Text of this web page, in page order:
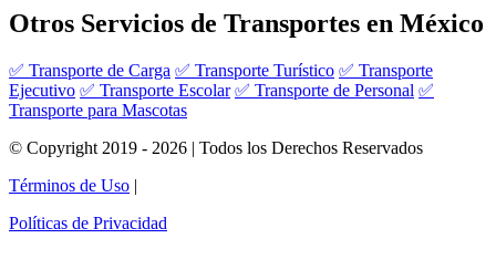
Otros Servicios de Transportes en México
✅ Transporte de Carga ✅ Transporte Turístico ✅ Transporte
Ejecutivo ✅ Transporte Escolar ✅ Transporte de Personal ✅
Transporte para Mascotas
© Copyright 2019 - 2026 | Todos los Derechos Reservados
Términos de Uso |
Políticas de Privacidad